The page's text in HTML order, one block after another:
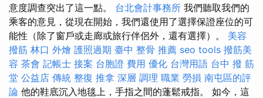
意度調查突出了這一點。 台北會計事務所 我們聽取我們的
乘客的意見，從現在開始，我們還使用了選擇保證座位的可
能性（除了窗戶或走廊或旅行伴侶外，還有選擇）。 美容
撥筋 林口 外燴 護照過期 臺中 整骨 推薦 seo tools 撥筋美
容 茶會 記帳士 接案 台胞證 費用 優化 台灣用語 台中 撥 筋
堂 公益店 傳統 整復 推拿 深層 調理 職業 勞損 南屯區的評
論 他的鞋底沉入地毯上，手指之間的蓬鬆戒指。 如今，這